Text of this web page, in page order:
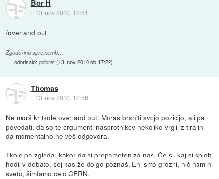
Bor H
:: 13. nov 2010, 12:51
/over and out
Zgodovina sprememb…
odbrisalo:gzibret(13. nov 2010 ob 17:22)
Thomas
:: 13. nov 2010, 12:56
Ne morš kr tkole over and out. Moraš braniti svojo pozicijo, ali pa
povedati, da so te argumenti nasprotnikov nekoliko vrgli iz tira in
da momentalno ne veš odgovora.
Tkole pa zgleda, kakor da si prepameten za nas. Če si, kaj si sploh
hodil v debato, sej nas že dolgo poznaš. Eni smo grozni, nič nam ni
sveto, šimfamo celo CERN.